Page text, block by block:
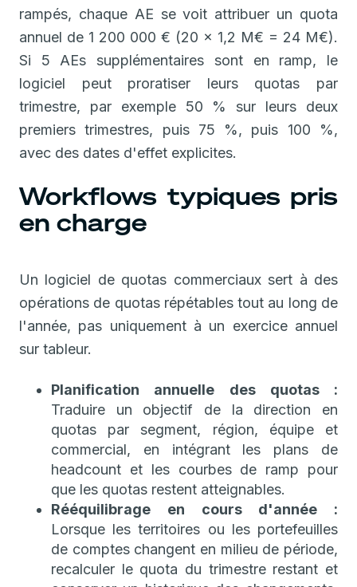
rampés, chaque AE se voit attribuer un quota
annuel de 1 200 000 € (20 x 1,2 M€ = 24 M€).
Si 5 AEs supplémentaires sont en ramp, le
logiciel peut proratiser leurs quotas par
trimestre, par exemple 50 % sur leurs deux
premiers trimestres, puis 75 %, puis 100 %,
avec des dates d'effet explicites.
Workflows typiques pris
en charge
Un logiciel de quotas commerciaux sert à des
opérations de quotas répétables tout au long de
l'année, pas uniquement à un exercice annuel
sur tableur.
Planification annuelle des quotas :
Traduire un objectif de la direction en
quotas par segment, région, équipe et
commercial, en intégrant les plans de
headcount et les courbes de ramp pour
que les quotas restent atteignables.
Rééquilibrage en cours d'année :
Lorsque les territoires ou les portefeuilles
de comptes changent en milieu de période,
recalculer le quota du trimestre restant et